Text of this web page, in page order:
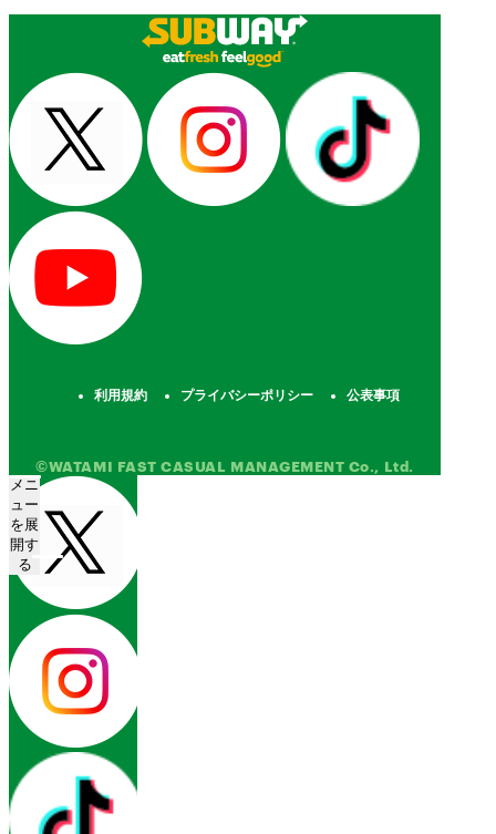
利用規約 プライバシーポリシー 公表事項
©WATAMI FAST CASUAL MANAGEMENT Co., Ltd.
メニ
ュー
を展
開す
る